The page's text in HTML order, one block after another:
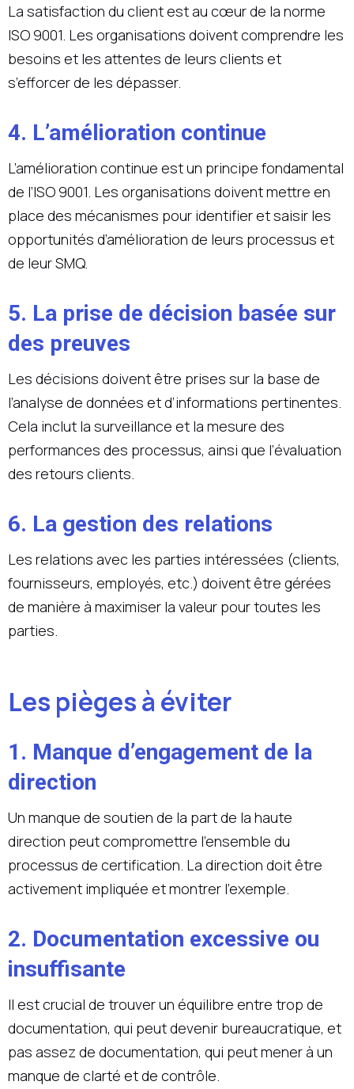
La satisfaction du client est au cœur de la norme
ISO 9001. Les organisations doivent comprendre les
besoins et les attentes de leurs clients et
s’efforcer de les dépasser.
4. L’amélioration continue
L’amélioration continue est un principe fondamental
de l’ISO 9001. Les organisations doivent mettre en
place des mécanismes pour identifier et saisir les
opportunités d’amélioration de leurs processus et
de leur SMQ.
5. La prise de décision basée sur
des preuves
Les décisions doivent être prises sur la base de
l’analyse de données et d’informations pertinentes.
Cela inclut la surveillance et la mesure des
performances des processus, ainsi que l’évaluation
des retours clients.
6. La gestion des relations
Les relations avec les parties intéressées (clients,
fournisseurs, employés, etc.) doivent être gérées
de manière à maximiser la valeur pour toutes les
parties.
Les pièges à éviter
1. Manque d’engagement de la
direction
Un manque de soutien de la part de la haute
direction peut compromettre l’ensemble du
processus de certification. La direction doit être
activement impliquée et montrer l’exemple.
2. Documentation excessive ou
insuffisante
Il est crucial de trouver un équilibre entre trop de
documentation, qui peut devenir bureaucratique, et
pas assez de documentation, qui peut mener à un
manque de clarté et de contrôle.